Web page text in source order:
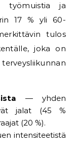
työmuistia ja
17 % yli 60-
tulos
joka on
— yhden
jalat (45 %
(20 %).
intensiteetistä